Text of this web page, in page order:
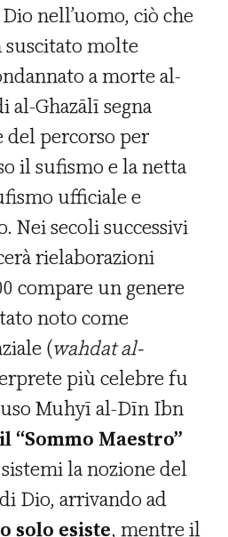
nell’uomo, ciò che
suscitato molte
a morte al-
al-Ghazālī segna
percorso per
il sufismo e la netta
ufficiale e
Nei secoli successivi
rielaborazioni
compare un genere
noto come
(wahdat al-
più celebre fu
Muhyī al-Dīn Ibn
il “Sommo Maestro”
la nozione del
Dio, arrivando ad
solo esiste, mentre il